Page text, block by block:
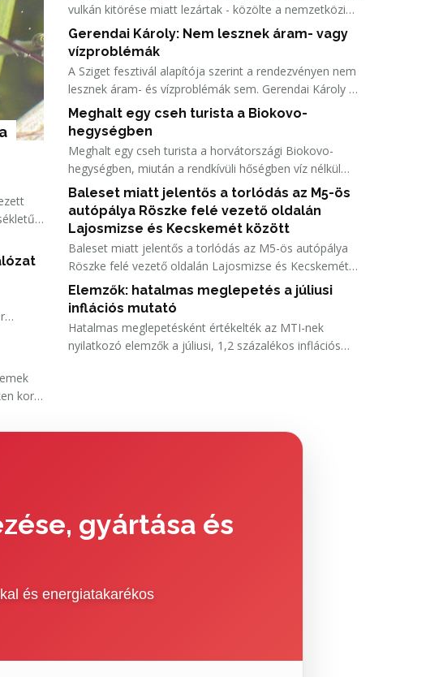
(TTK)
kora
vulkán kitörése miatt lezártak - közölte a nemzetközi
légikikötőt üzemeltetője pénteken.
Gerendai Károly: Nem lesznek áram- vagy
vízproblémák
A Sziget fesztivál alapítója szerint a rendezvényen nem
lesznek áram- és vízproblémák sem. Gerendai Károly a
pénteki sajtóbejáráson az MTI-nek elmondta: idén nem
számít teltházas napra, a napi hatvan-hetvenezer
látogatószámot megnyugtatónak tartaná.
Meghalt egy cseh turista a Biokovo-
hegységben
Meghalt egy cseh turista a horvátországi Biokovo-
hegységben, miután a rendkívüli hőségben víz nélkül
maradt, és rosszul lett egy hegyi túrán - közölte a
makarskai hegyimentő-szolgálat.
Baleset miatt jelentős a torlódás az M5-ös
autópálya Röszke felé vezető oldalán
Lajosmizse és Kecskemét között
Baleset miatt jelentős a torlódás az M5-ös autópálya
Röszke felé vezető oldalán Lajosmizse és Kecskemét
között; az ellenkező oldal forgalmát is baleset nehezíti -
közölte az Útinform péntek délelőtt.
Elemzők: hatalmas meglepetés a júliusi
inflációs mutató
Hatalmas meglepetésként értékelték az MTI-nek
nyilatkozó elemzők a júliusi, 1,2 százalékos inflációs
gyártása és
és energiatakarékos